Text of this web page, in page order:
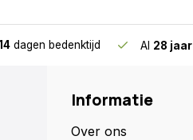
dagen bedenktijd Al 28 jaar
Informatie
Over ons